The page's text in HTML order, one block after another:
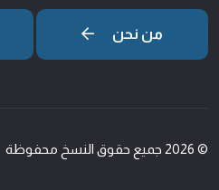
من نحن
© 2026 جميع حقوق النسخ محفوظة